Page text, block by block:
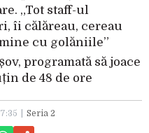
„Tot staff-ul
îi călăreau, cereau
cu golăniile”
programată să joace
de 48 de ore
Seria 2